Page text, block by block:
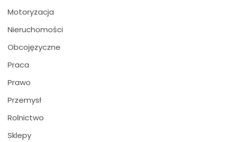
Motoryzacja
Nieruchomości
Obcojęzyczne
Praca
Prawo
Przemysł
Rolnictwo
Sklepy